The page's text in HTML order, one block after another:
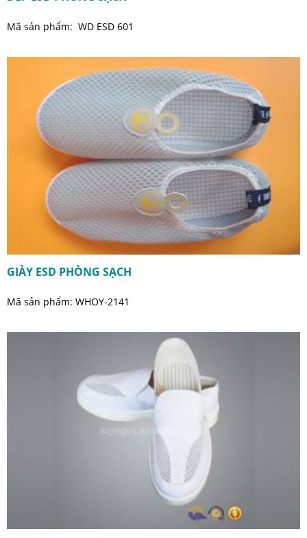
Mã sản phẩm: WD ESD 601
GIÀY ESD PHÒNG SẠCH
Mã sản phẩm: WHOY-2141